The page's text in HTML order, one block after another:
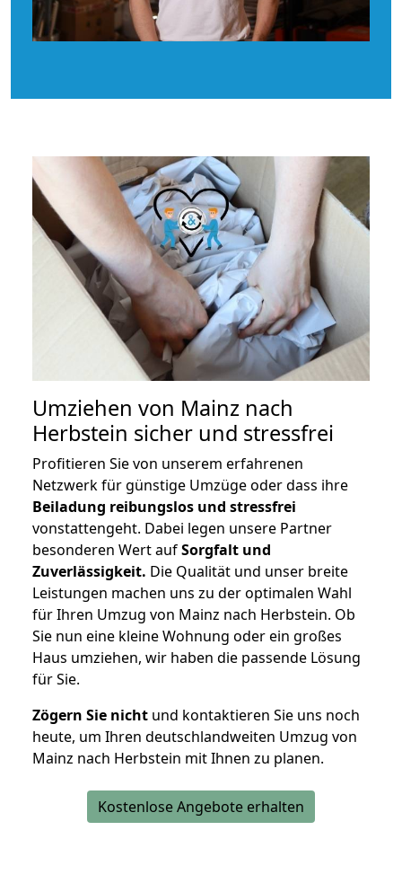
Umziehen von Mainz nach
Herbstein sicher und stressfrei
Profitieren Sie von unserem erfahrenen
Netzwerk für günstige Umzüge oder dass ihre
Beiladung reibungslos und stressfrei
vonstattengeht. Dabei legen unsere Partner
besonderen Wert aufSorgfalt und
Zuverlässigkeit. Die Qualität und unser breite
Leistungen machen uns zu der optimalen Wahl
für Ihren Umzug von Mainz nach Herbstein. Ob
Sie nun eine kleine Wohnung oder ein großes
Haus umziehen, wir haben die passende Lösung
für Sie.
Zögern Sie nicht und kontaktieren Sie uns noch
heute, um Ihren deutschlandweiten Umzug von
Mainz nach Herbstein mit Ihnen zu planen.
Kostenlose Angebote erhalten